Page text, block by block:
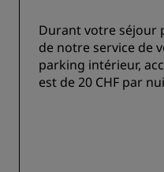
Durant votre séjour
de notre service de
parking intérieur,
est de 20 CHF par